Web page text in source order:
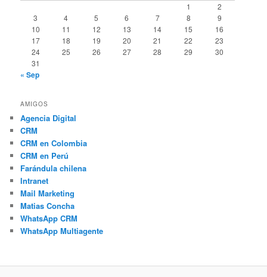
1
2
3
4 5 6 7 8
9
10
11 12 13 14 15
16
17
18 19 20 21 22
23
24
25 26 27 28 29
30
31
« Sep
AMIGOS
Agencia Digital
CRM
CRM en Colombia
CRM en Perú
Farándula chilena
Intranet
Mail Marketing
Matias Concha
WhatsApp CRM
WhatsApp Multiagente